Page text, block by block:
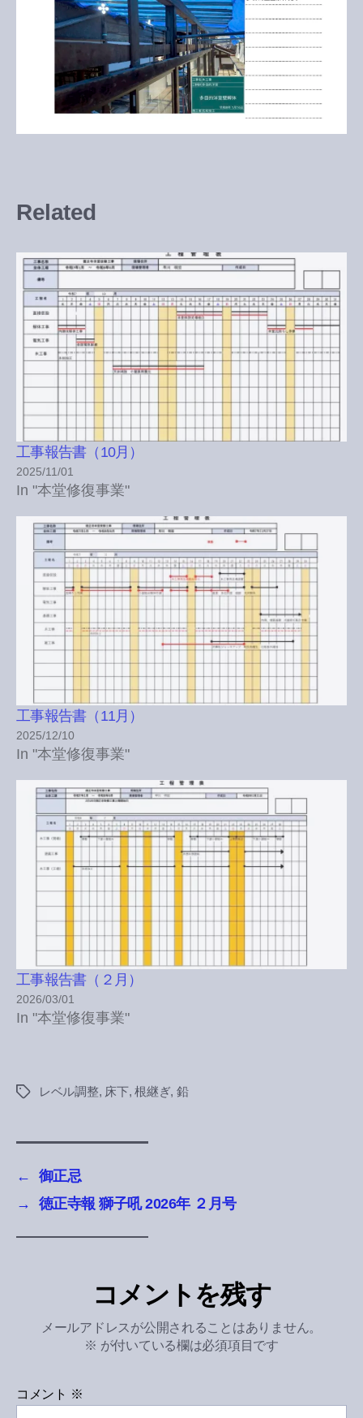
Related
工事報告書（10月）
2025/11/01
In "本堂修復事業"
工事報告書（11月）
2025/12/10
In "本堂修復事業"
工事報告書（２月）
2026/03/01
In "本堂修復事業"
Tags レベル調整, 床下,根継ぎ, 鉛
←
御正忌
→
徳正寺報 獅子吼 2026年 ２月号
コメントを残す
メールアドレスが公開されることはありません。
※ が付いている欄は必須項目です
コメント ※